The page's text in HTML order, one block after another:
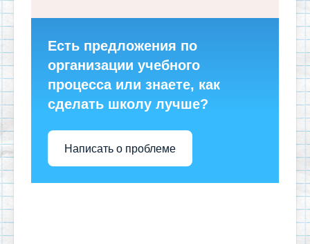
Есть предложения по
организации учебного
процесса или знаете, как
сделать школу лучше?
Написать о проблеме